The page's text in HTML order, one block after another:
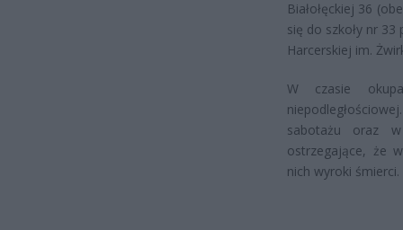
Białołęckiej 36
się do szkoły nr
Harcerskiej im.
W czasie
sabotażu oraz
ostrzegające, że
nich wyroki śmierci.